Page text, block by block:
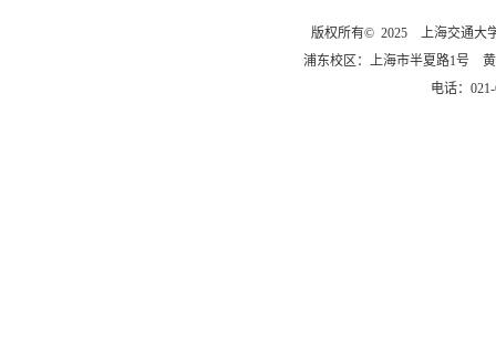
版权所有© 2025 上海交通大
浦东校区：上海市半夏路1号
电话：